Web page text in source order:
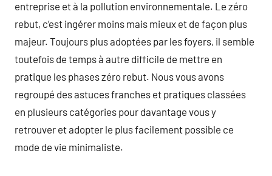
entreprise et à la pollution environnementale. Le zéro
rebut, c’est ingérer moins mais mieux et de façon plus
majeur. Toujours plus adoptées par les foyers, il semble
toutefois de temps à autre difficile de mettre en
pratique les phases zéro rebut. Nous vous avons
regroupé des astuces franches et pratiques classées
en plusieurs catégories pour davantage vous y
retrouver et adopter le plus facilement possible ce
mode de vie minimaliste.